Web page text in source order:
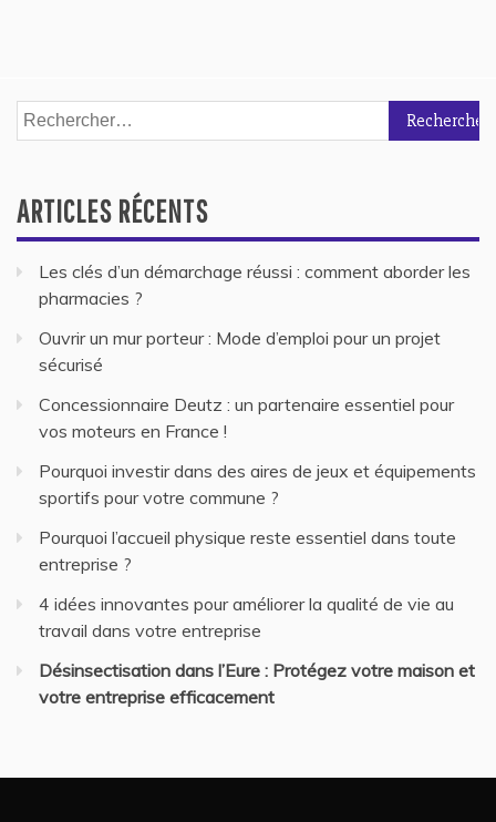
Rechercher :
ARTICLES RÉCENTS
Les clés d’un démarchage réussi : comment aborder les
pharmacies ?
Ouvrir un mur porteur : Mode d’emploi pour un projet
sécurisé
Concessionnaire Deutz : un partenaire essentiel pour
vos moteurs en France !
Pourquoi investir dans des aires de jeux et équipements
sportifs pour votre commune ?
Pourquoi l’accueil physique reste essentiel dans toute
entreprise ?
4 idées innovantes pour améliorer la qualité de vie au
travail dans votre entreprise
Désinsectisation dans l’Eure : Protégez votre maison et
votre entreprise efficacement